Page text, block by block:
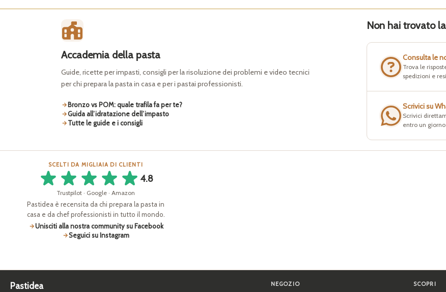
Accademia della pasta
Guide, ricette per impasti, consigli per la risoluzione dei problemi e video tecnici
per chi prepara la pasta in casa e per i pastai professionisti.
Bronzo vs POM: quale trafila fa per te?
Guida all’idratazione dell’impasto
Tutte le guide e i consigli
Non hai trovato
Consulta le
Trova le
spedizioni e
Scrivici su
Scrivici
entro un
SCELTI DA MIGLIAIA DI CLIENTI
4.8
Trustpilot · Google · Amazon
Pastidea è recensita da chi prepara la pasta in
casa e da chef professionisti in tutto il mondo.
Unisciti alla nostra community su Facebook
Seguici su Instagram
Pastidea NEGOZIO SCOPRI